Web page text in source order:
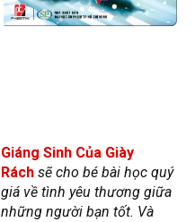
Giáng Sinh Của Giày
Rách sẽ cho bé bài học quý
giá về tình yêu thương giữa
những người bạn tốt. Và